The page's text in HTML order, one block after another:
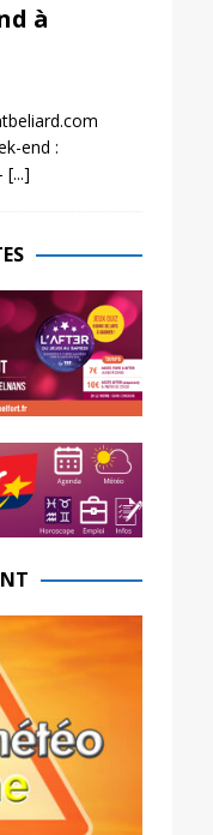
à
end :
[...]